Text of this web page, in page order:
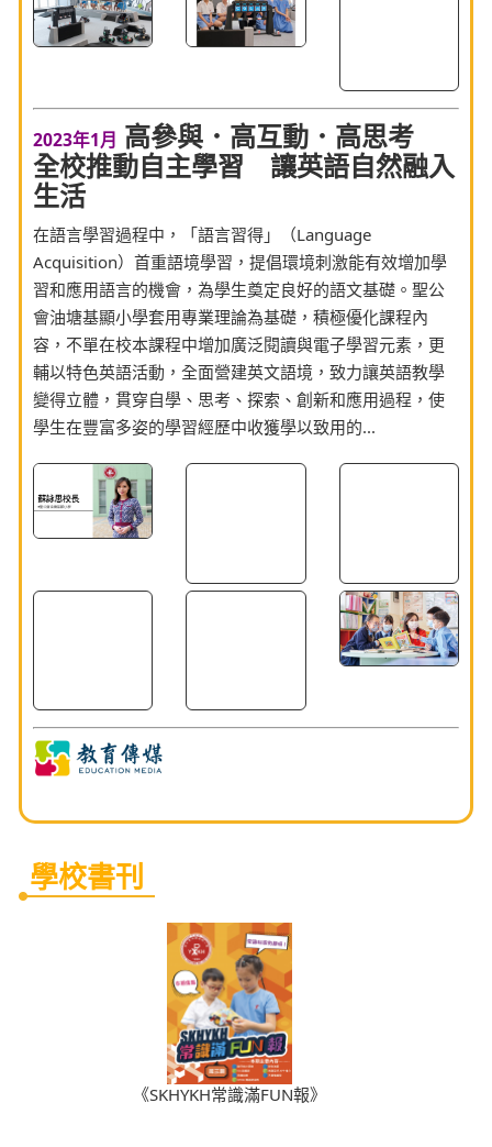
高參與．高互動．高思考
全校推動自主學習 讓英語自然融入
生活
在語言學習過程中，「語言習得」（Language
習和應用語言的機會，為學生奠定良好的語文基礎。聖公
會油塘基顯小學套用專業理論為基礎，積極優化課程內
容，不單在校本課程中增加廣泛閱讀與電子學習元素，更
輔以特色英語活動，全面營建英文語境，致力讓英語教學
變得立體，貫穿自學、思考、探索、創新和應用過程，使
學生在豐富多姿的學習經歷中收獲學以致用的...
學校書刊
《SKHYKH常識滿FUN報》